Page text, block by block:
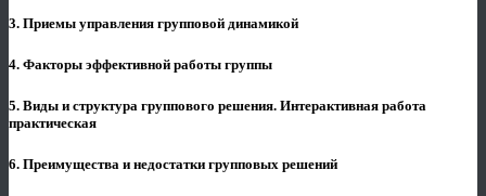
3. Приемы управления групповой динамикой
4. Факторы эффективной работы группы
5. Виды и структура группового решения. Интерактивная работа
практическая
6. Преимущества и недостатки групповых решений